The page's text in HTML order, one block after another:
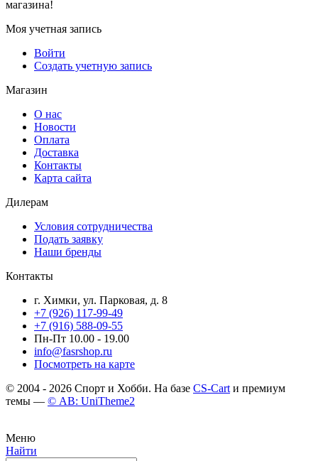
магазина!
Моя учетная запись
Войти
Создать учетную запись
Магазин
О нас
Новости
Оплата
Доставка
Контакты
Карта сайта
Дилерам
Условия сотрудничества
Подать заявку
Наши бренды
Контакты
г. Химки, ул. Парковая, д. 8
+7 (926) 117-99-49
+7 (916) 588-09-55
Пн-Пт 10.00 - 19.00
info@fasrshop.ru
Посмотреть на карте
© 2004 - 2026 Спорт и Хобби. На базе CS-Cart и премиум
темы — © AB: UniTheme2
Меню
Найти